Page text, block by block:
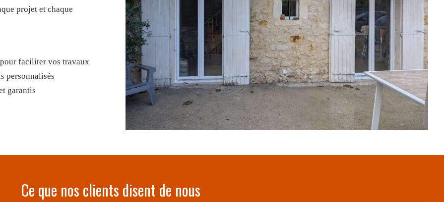
projet et chaque
faciliter vos travaux
personnalisés
garantis
Ce que nos clients disent de nous